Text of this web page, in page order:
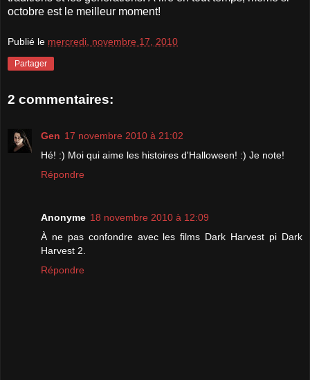
octobre est le meilleur moment!
Publié le mercredi, novembre 17, 2010
Partager
2 commentaires:
Gen 17 novembre 2010 à 21:02
Hé! :) Moi qui aime les histoires d'Halloween! :) Je note!
Répondre
Anonyme 18 novembre 2010 à 12:09
À ne pas confondre avec les films Dark Harvest pi Dark
Harvest 2.
Répondre